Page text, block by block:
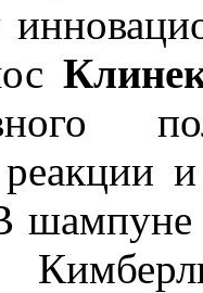
реакции